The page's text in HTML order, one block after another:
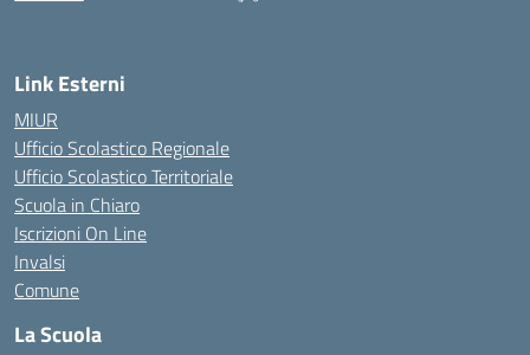
Link Esterni
MIUR
Ufficio Scolastico Regionale
Ufficio Scolastico Territoriale
Scuola in Chiaro
Iscrizioni On Line
Invalsi
Comune
La Scuola